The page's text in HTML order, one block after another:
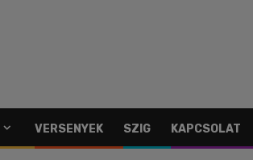
VERSENYEK SZIG KAPCSOLAT